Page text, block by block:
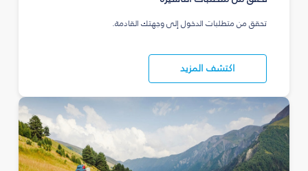
تحقق من متطلبات الدخول إلى وجهتك القادمة.
اكتشف المزيد